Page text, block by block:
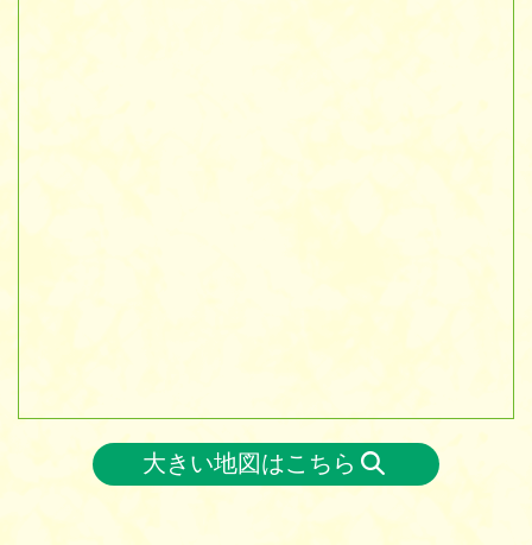
大きい地図はこちら